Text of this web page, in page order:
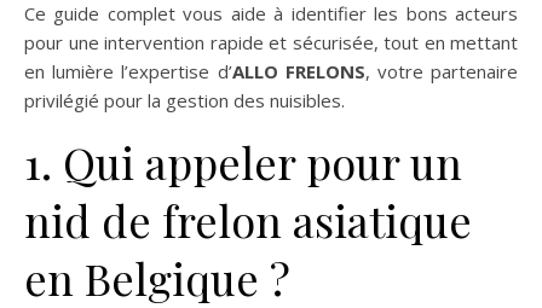
Ce guide complet vous aide à identifier les bons acteurs
pour une intervention rapide et sécurisée, tout en mettant
en lumière l’expertise d’ALLO FRELONS, votre partenaire
privilégié pour la gestion des nuisibles.
1. Qui appeler pour un
nid de frelon asiatique
en Belgique ?